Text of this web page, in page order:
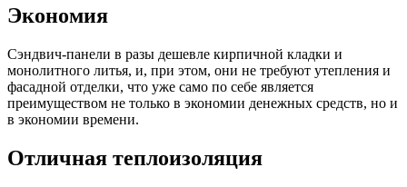
Экономия
Сэндвич-панели в разы дешевле кирпичной кладки и
монолитного литья, и, при этом, они не требуют утепления и
фасадной отделки, что уже само по себе является
преимуществом не только в экономии денежных средств, но и
в экономии времени.
Отличная теплоизоляция